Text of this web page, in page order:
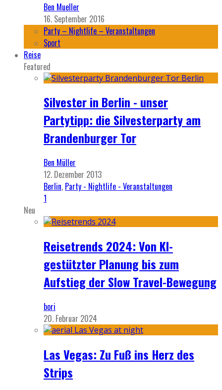
Ben Mueller
16. September 2016
Party – Nightlife – Veranstaltungen
Sport
Reise
Featured
Silvester in Berlin - unser
Partytipp: die Silvesterparty am
Brandenburger Tor
Ben Müller
12. Dezember 2013
Berlin, Party - Nightlife - Veranstaltungen
1
Neu
Reisetrends 2024: Von KI-
gestützter Planung bis zum
Aufstieg der Slow Travel-Bewegung
bori
20. Februar 2024
Las Vegas: Zu Fuß ins Herz des
Strips